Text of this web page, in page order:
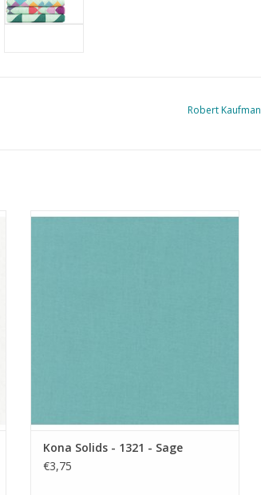
Robert Kaufman
zeegroene effen stof
Kona Solids - 1321 - Sage
€3,75